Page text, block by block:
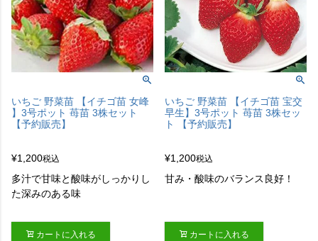
いちご 野菜苗 【イチゴ苗 女峰
】3号ポット 苺苗 3株セット
【予約販売】
¥1,200税込
多汁で甘味と酸味がしっかりし
た深みのある味
カートに入れる
いちご 野菜苗 【イチゴ苗 宝交
早生】3号ポット 苺苗 3株セッ
ト 【予約販売】
¥1,200税込
甘み・酸味のバランス良好！
カートに入れる